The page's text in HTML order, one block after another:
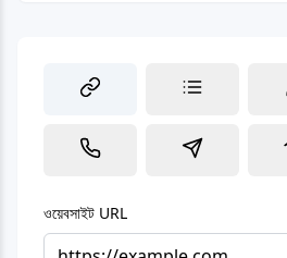
ওয়েবসাইট URL